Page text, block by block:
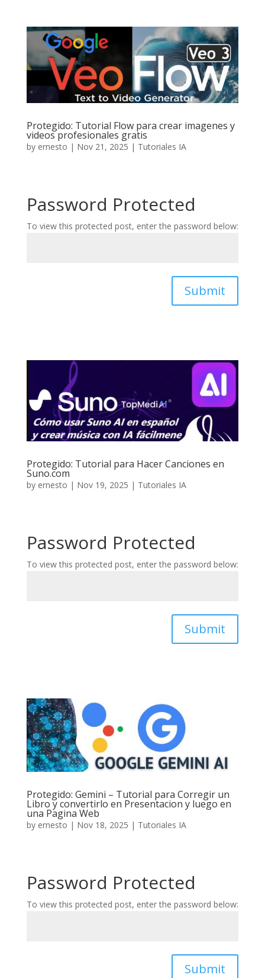
Protegido: Tutorial Flow para crear imagenes y
videos profesionales gratis
by ernesto | Nov 21, 2025 | Tutoriales IA
Password Protected
To view this protected post, enter the password below:
Submit
Protegido: Tutorial para Hacer Canciones en
Suno.com
by ernesto | Nov 19, 2025 | Tutoriales IA
Password Protected
To view this protected post, enter the password below:
Submit
Protegido: Gemini – Tutorial para Corregir un
Libro y convertirlo en Presentacion y luego en
una Pagina Web
by ernesto | Nov 18, 2025 | Tutoriales IA
Password Protected
To view this protected post, enter the password below:
Submit